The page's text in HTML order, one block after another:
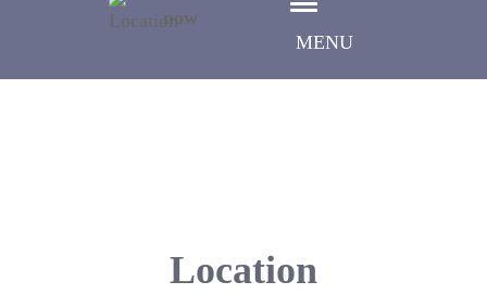
MENU
now
Location